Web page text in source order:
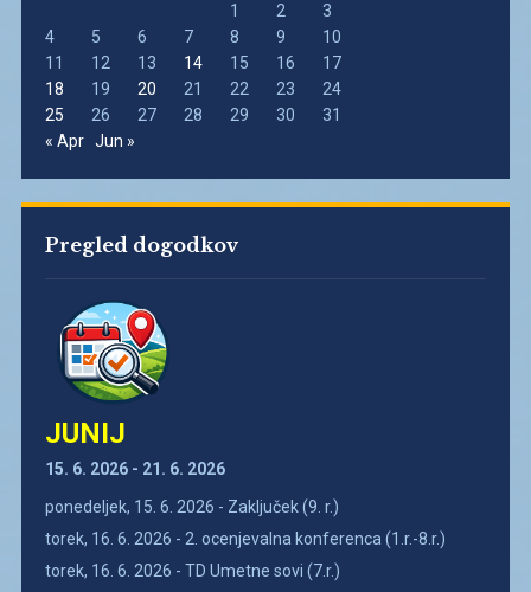
1
2
3
4
5 6 7 8 9
10
11
12 13 14 15 16
17
18
19 20 21 22 23
24
25
26 27 28 29 30
31
« Apr Jun »
Pregled dogodkov
JUNIJ
15. 6. 2026 - 21. 6. 2026
ponedeljek, 15. 6. 2026 - Zaključek (9. r.)
torek, 16. 6. 2026 - 2. ocenjevalna konferenca (1.r.-8.r.)
torek, 16. 6. 2026 - TD Umetne sovi (7.r.)